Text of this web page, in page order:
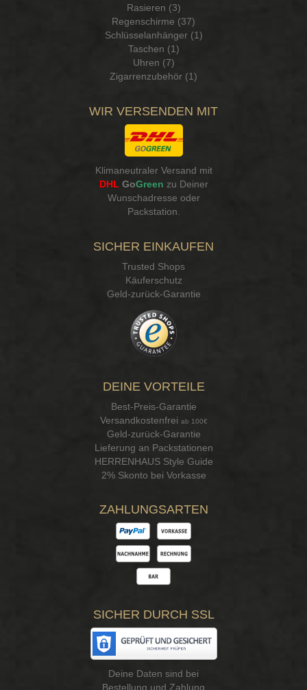
Rasieren (3)
Regenschirme (37)
Schlüsselanhänger (1)
Taschen (1)
Uhren (7)
Zigarrenzubehör (1)
WIR VERSENDEN MIT
Klimaneutraler Versand mit
DHL GoGreen zu Deiner
Wunschadresse oder
Packstation
SICHER EINKAUFEN
Trusted Shops
Käuferschutz
Geld-zurück-Garantie
DEINE VORTEILE
Best-Preis-Garantie
Versandkostenfrei ab 100€
Geld-zurück-Garantie
Lieferung an Packstationen
HERRENHAUS Style Guide
2% Skonto bei Vorkasse
ZAHLUNGSARTEN
SICHER DURCH SSL
Deine Daten sind bei
Bestellung und Zahlung